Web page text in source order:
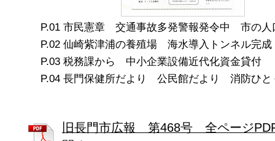
市民憲章 交通事故多発警報発令中 市の人
仙崎紫津浦の養殖場 海水導入トンネル完成
税務課から 中小企業設備近代化資金貸付
長門保健所だより 公民館だより 消防ひと
旧長門市広報 第468号 全ページ